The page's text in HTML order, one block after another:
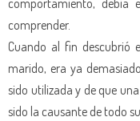
comprender.
Cuando al fin descubrió
marido, era ya
sido utilizada y de que
sido la causante de todo